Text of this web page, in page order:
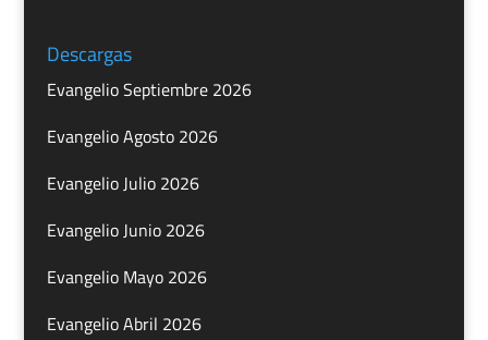
Descargas
Evangelio Septiembre 2026
Evangelio Agosto 2026
Evangelio Julio 2026
Evangelio Junio 2026
Evangelio Mayo 2026
Evangelio Abril 2026